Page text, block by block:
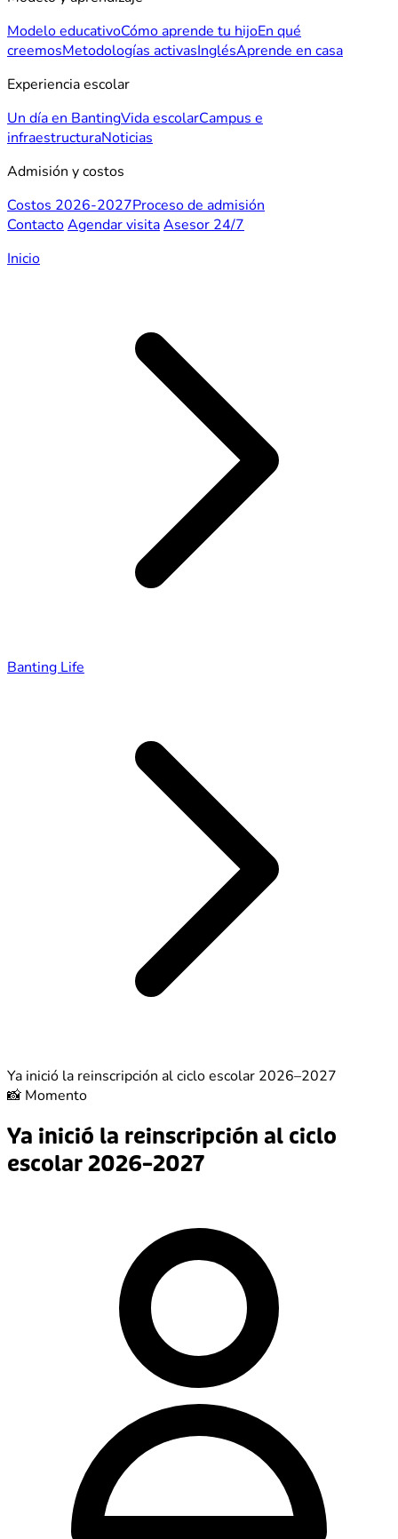
Modelo educativoCómo aprende tu hijoEn qué
creemosMetodologías activasInglésAprende en casa
Experiencia escolar
Un día en BantingVida escolarCampus e
infraestructuraNoticias
Admisión y costos
Costos 2026-2027Proceso de admisión
ContactoAgendar visitaAsesor 24/7
Inicio
Banting Life
Ya inició la reinscripción al ciclo escolar 2026–2027
📸 Momento
Ya inició la reinscripción al ciclo
escolar 2026–2027